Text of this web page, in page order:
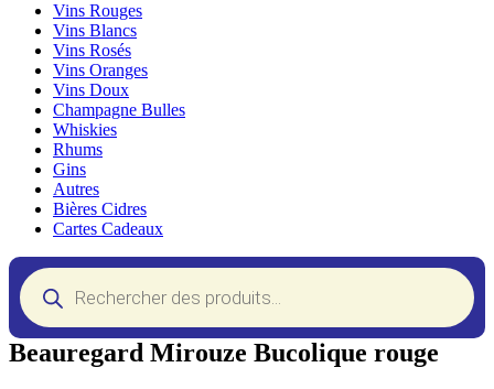
Vins Rouges
Vins Blancs
Vins Rosés
Vins Oranges
Vins Doux
Champagne Bulles
Whiskies
Rhums
Gins
Autres
Bières Cidres
Cartes Cadeaux
Recherche
de
produits
Beauregard Mirouze Bucolique rouge